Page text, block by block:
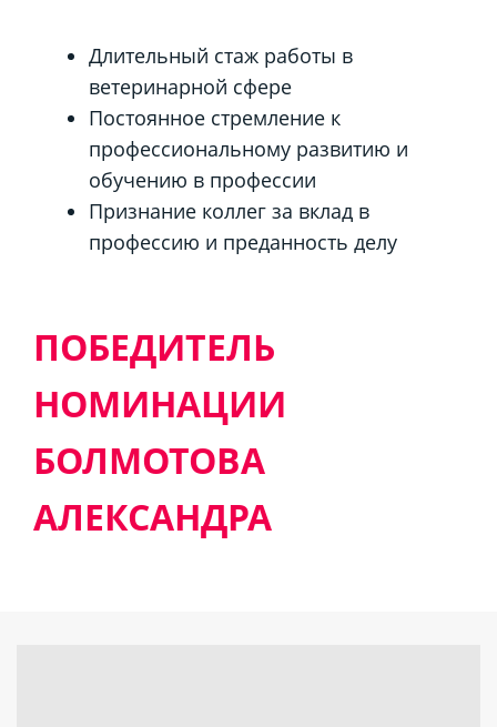
Длительный стаж работы в
ветеринарной сфере
Постоянное стремление к
профессиональному развитию и
обучению в профессии
Признание коллег за вклад в
профессию и преданность делу
ПОБЕДИТЕЛЬ
НОМИНАЦИИ
БОЛМОТОВА
АЛЕКСАНДРА